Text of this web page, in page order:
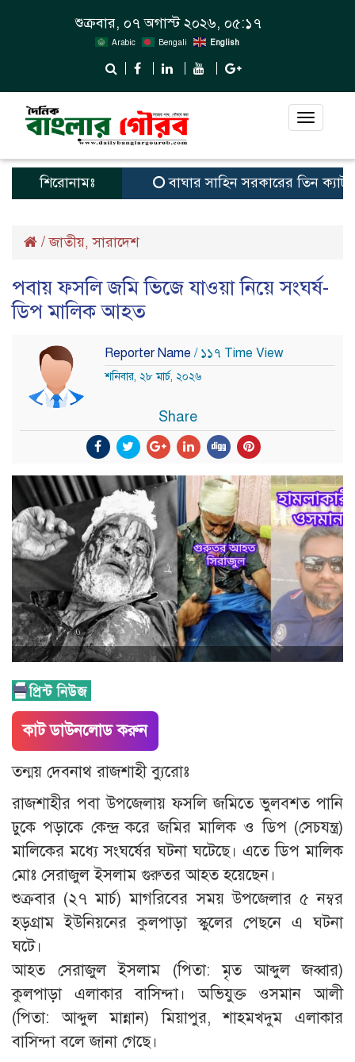
শুক্রবার, ০৭ অগাস্ট ২০২৬, ০৫:১৭
Arabic Bengali English
Toggle
শিরোনামঃ বাঘার সাহিন সরকারের তিন
/জাতীয়,সারাদেশ
পবায় ফসলি জমি ভিজে যাওয়া নিয়ে সংঘর্ষ-
ডিপ মালিক আহত
Reporter Name / ১১৭ Time View
শনিবার, ২৮ মার্চ, ২০২৬
Share
কাট ডাউনলোড করুন
তন্ময় দেবনাথ রাজশাহী ব্যুরোঃ
রাজশাহীর পবা উপজেলায় ফসলি জমিতে ভুলবশত পানি
ঢুকে পড়াকে কেন্দ্র করে জমির মালিক ও ডিপ (সেচযন্ত্র)
মালিকের মধ্যে সংঘর্ষের ঘটনা ঘটেছে। এতে ডিপ মালিক
মোঃ সেরাজুল ইসলাম গুরুতর আহত হয়েছেন।
শুক্রবার (২৭ মার্চ) মাগরিবের সময় উপজেলার ৫ নম্বর
হড়গ্রাম ইউনিয়নের কুলপাড়া স্কুলের পেছনে এ ঘটনা
ঘটে।
আহত সেরাজুল ইসলাম (পিতা: মৃত আব্দুল জব্বার)
কুলপাড়া এলাকার বাসিন্দা। অভিযুক্ত ওসমান আলী
(পিতা: আব্দুল মান্নান) মিয়াপুর, শাহমখদুম এলাকার
বাসিন্দা বলে জানা গেছে।